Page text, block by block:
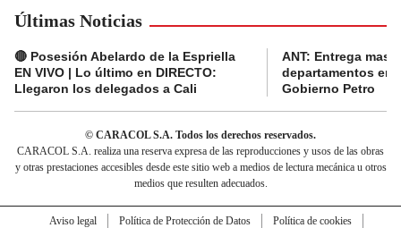
Últimas Noticias
🔴 Posesión Abelardo de la Espriella
EN VIVO | Lo último en DIRECTO:
Llegaron los delegados a Cali
ANT: Entrega
departamentos en
Gobierno Petro
© CARACOL S.A. Todos los derechos reservados.
CARACOL S.A. realiza una reserva expresa de las reproducciones y usos de las obras
y otras prestaciones accesibles desde este sitio web a medios de lectura mecánica u otros
medios que resulten adecuados.
Aviso legal Política de Protección de Datos
Política de cookies